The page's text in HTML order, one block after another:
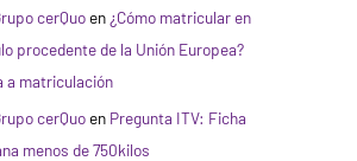
cerQuoen ¿Cómo matricular en
procedente de la Unión Europea?
a matriculación
cerQuoen Pregunta ITV: Ficha
menos de 750kilos